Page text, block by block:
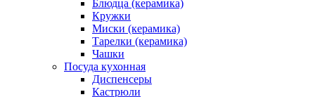
Блюдца (керамика)
Кружки
Миски (керамика)
Тарелки (керамика)
Чашки
Посуда кухонная
Диспенсеры
Кастрюли